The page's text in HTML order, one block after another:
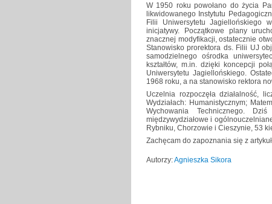
W 1950 roku powołano do życia
likwidowanego Instytutu
Filii Uniwersytetu Jagiellońskiego
inicjatywy. Początkowe plany
znacznej modyfikacji, ostatecznie
Stanowisko prorektora ds. Filii UJ
samodzielnego ośrodka
kształtów, m.in. dzięki koncepcji
Uniwersytetu Jagiellońskiego.
1968 roku, a na stanowisko rektora
Uczelnia rozpoczęła działalność,
Wydziałach: Humanistycznym;
Wychowania Technicznego.
międzywydziałowe i
Rybniku, Chorzowie i Cieszynie, 53
Zachęcam do zapoznania się z
Autorzy:Agnieszka Sikora